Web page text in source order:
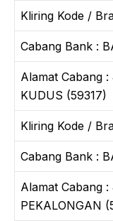
Kliring Kode /
Cabang Bank :
Alamat Cabang
KUDUS (59317)
Kliring Kode /
Cabang Bank :
Alamat Cabang
PEKALONGAN